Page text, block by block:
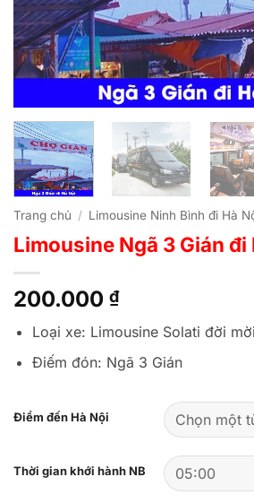
Trang chủ / Limousine Ninh Bình đi Hà
Limousine Ngã 3 Gián đi
200.000 ₫
Loại xe: Limousine Solati đời
Điếm đón: Ngã 3 Gián
Điểm đến Hà Nội
Thời gian khới hành NB